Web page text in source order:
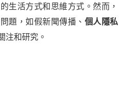
生活方式和思維方式。然而，
題，如假新聞傳播、 個人隱私
注和研究。